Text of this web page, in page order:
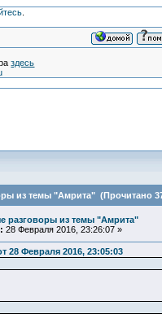
.
здесь
из темы "Амрита" (Прочитано
разговоры из темы "Амрита"
28 Февраля 2016, 23:26:07 »
28 Февраля 2016, 23:05:03